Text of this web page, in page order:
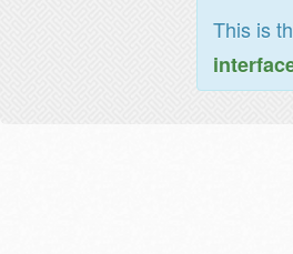
This is